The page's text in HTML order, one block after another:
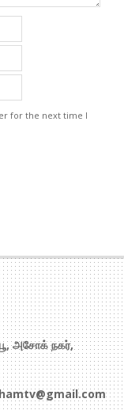
for the next time I
அசோக் நகர்,